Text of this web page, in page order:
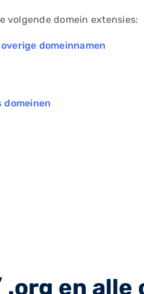
volgende domein extensies:
domeinnamen
domeinen
en alle